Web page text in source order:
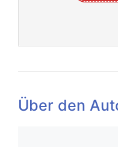
Über den